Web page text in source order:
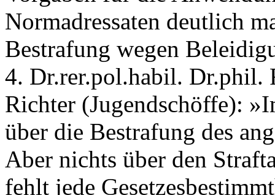
Normadressaten deutlich
Bestrafung wegen
4. Dr.rer.pol.habil. Dr.phil.
Richter (Jugendschöffe):
über die Bestrafung des
Aber nichts über den
fehlt jede